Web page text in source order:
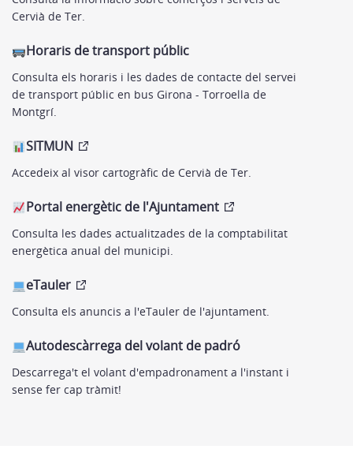
Cervià de Ter.
Horaris de transport públic
Consulta els horaris i les dades de contacte del servei
de transport públic en bus Girona - Torroella de
Montgrí.
SITMUN
Accedeix al visor cartogràfic de Cervià de Ter.
Portal energètic de l'Ajuntament
Consulta les dades actualitzades de la comptabilitat
energètica anual del municipi.
eTauler
Consulta els anuncis a l'eTauler de l'ajuntament.
Autodescàrrega del volant de padró
Descarrega't el volant d'empadronament a l'instant i
sense fer cap tràmit!